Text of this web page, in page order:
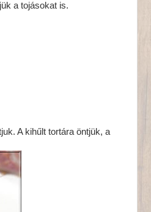
a tojásokat is.
A kihűlt tortára öntjük, a